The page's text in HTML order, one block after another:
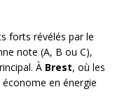
forts révélés par le
note (A, B ou C),
À Brest, où les
en énergie